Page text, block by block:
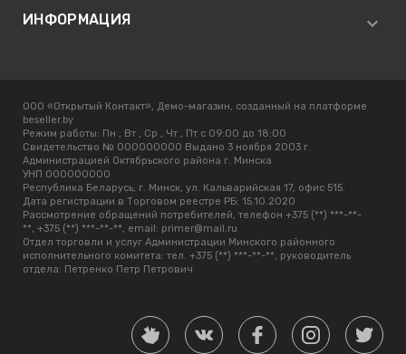
ИНФОРМАЦИЯ
ООО «Открытый Контакт», Демо-магазин, созданный на платформе
beseller.by
Режим работы: Пн , Вт , Ср , Чт , Пт c 09:00 до 18:00
Свидетельство № 000000000 Выдано 3 ноября 2003 г.
Администрацией Октябрьского района г. Минска
УНП 000000000
Республика Беларусь, г. Минск, ул. Кальварийская 17, офис 515.
Дата регистрации в Торговом реестре РБ: 15.10.2020
Рассмотрение обращений потребителей, телефон +375 (**) ***-**-
**, +375 (**) ***-**-**, email: primer@mail.ru
Отдел торговли и услуг Администрации Минского районного
исполнительного комитета: тел. +375 (**) ***-**-**, руководитель
отдела: Петренко Петр Петрович